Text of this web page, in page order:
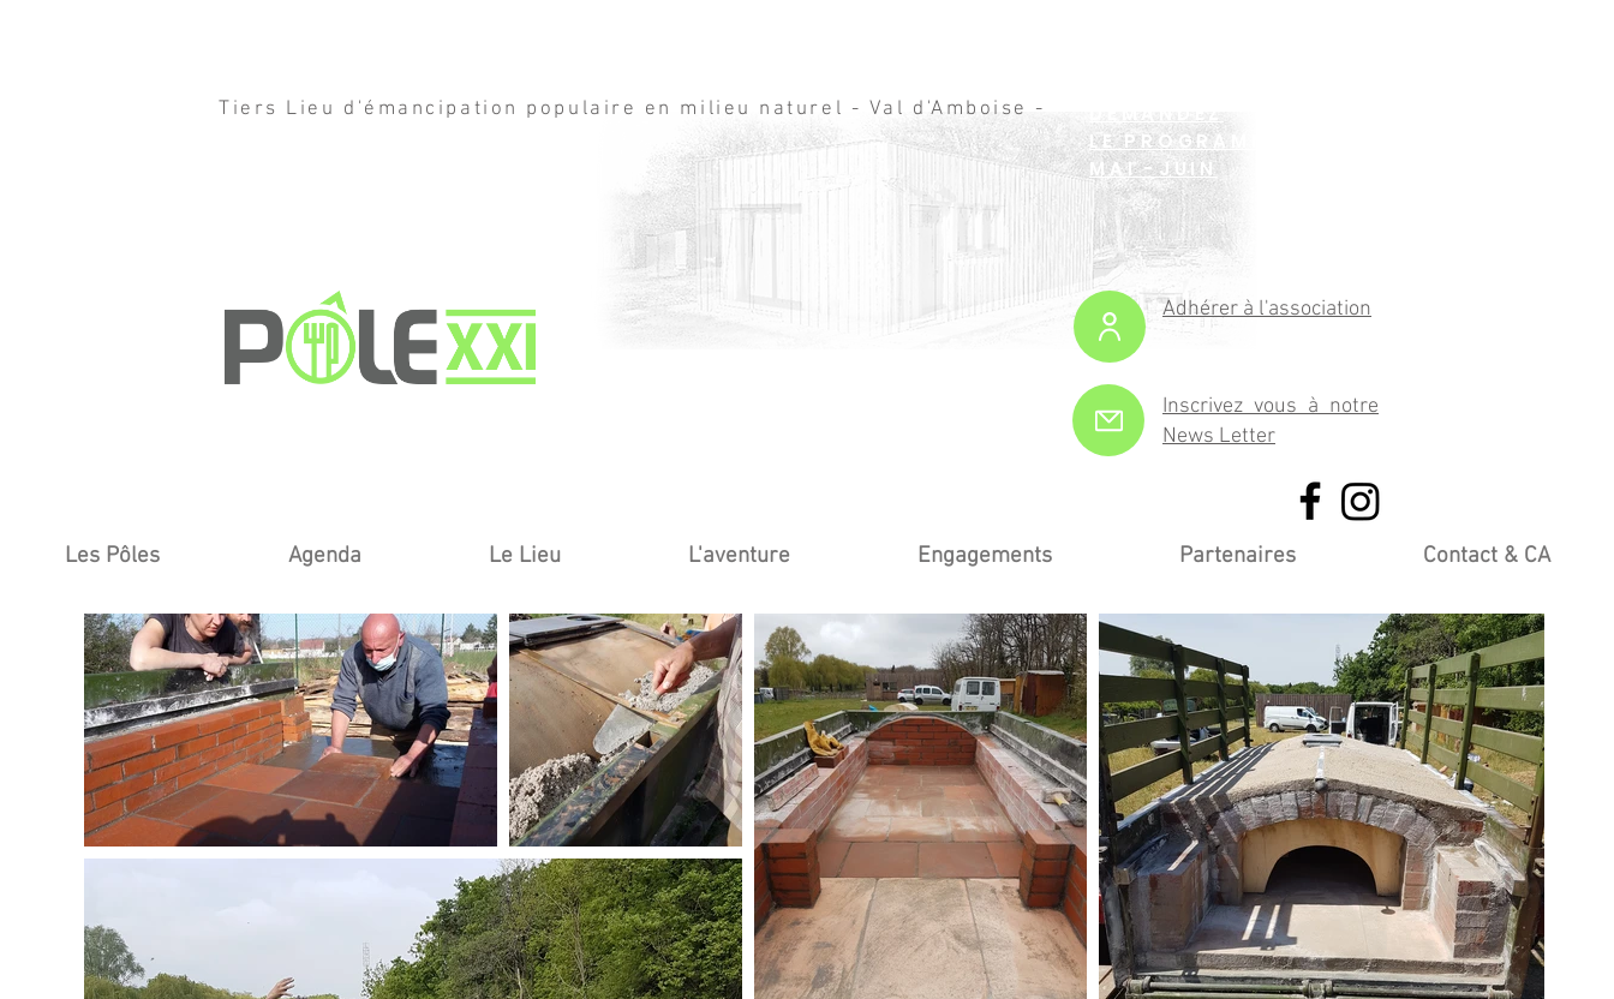
Tiers Lieu d'émancipation populaire en milieu naturel - Val d'Amboise -
DEMANDEZ
LE PROGRAMME !
MAI -JUIN
Adhérer à l'association
Inscrivez vous à notre
News Letter
Les Pôles Agenda Le Lieu L'aventure Engagements Partenaires Contact & CA